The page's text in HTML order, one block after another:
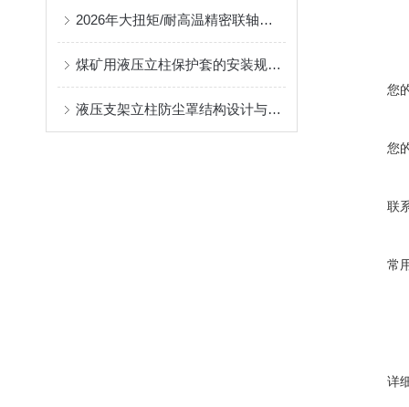
2026年大扭矩/耐高温精密联轴器定制找哪家？能实现精准定制的优质厂家盘点
煤矿用液压立柱保护套的安装规范与使用寿命提升方案
液压支架立柱防尘罩结构设计与密封防护原理
您
您
联
常
详